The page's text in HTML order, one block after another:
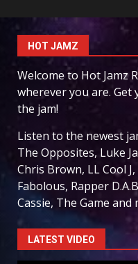
HOT JAMZ
Welcome to Hot Jamz
wherever you are.
the jam!
Listen to the newest
The Opposites, Luke
Chris Brown, LL Cool
Fabolous, Rapper
Cassie, The Game and
LATEST VIDEO